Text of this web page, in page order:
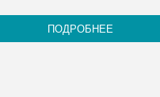
ПОДРОБНЕЕ